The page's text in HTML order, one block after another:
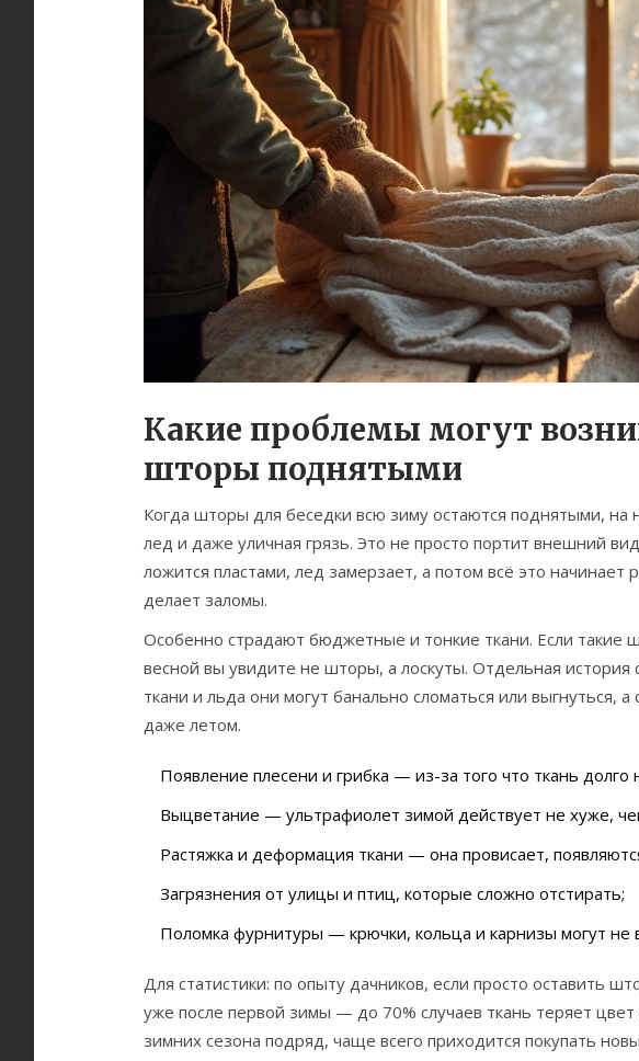
Какие проблемы могут
шторы поднятыми
Когда шторы для беседки всю зиму остаются поднятыми, на
лед и даже уличная грязь. Это не просто портит внешний
ложится пластами, лед замерзает, а потом всё это
делает заломы.
Особенно страдают бюджетные и тонкие ткани. Если такие
весной вы увидите не шторы, а лоскуты. Отдельная история
ткани и льда они могут банально сломаться или выгнуться,
даже летом.
Появление плесени и грибка — из-за того что ткань долго
Выцветание — ультрафиолет зимой действует не хуже,
Растяжка и деформация ткани — она провисает,
Загрязнения от улицы и птиц, которые сложно отстирать;
Поломка фурнитуры — крючки, кольца и карнизы могут не
Для статистики: по опыту дачников, если просто оставить
уже после первой зимы — до 70% случаев ткань теряет
зимних сезона подряд, чаще всего приходится покупать